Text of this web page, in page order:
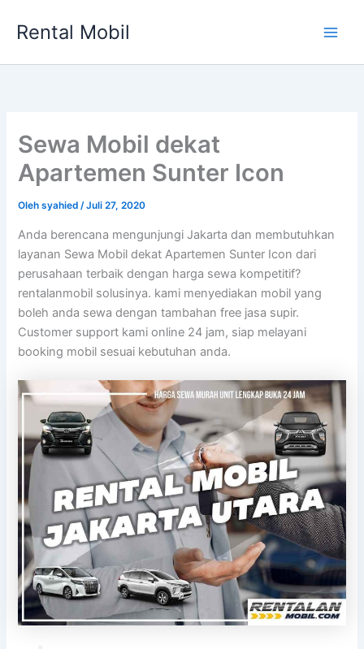
Rental Mobil
Sewa Mobil dekat
Apartemen Sunter Icon
Olehsyahied/Juli 27, 2020
Anda berencana mengunjungi Jakarta dan membutuhkan
layanan Sewa Mobil dekat Apartemen Sunter Icon dari
perusahaan terbaik dengan harga sewa kompetitif?
rentalanmobil solusinya. kami menyediakan mobil yang
boleh anda sewa dengan tambahan free jasa supir.
Customer support kami online 24 jam, siap melayani
booking mobil sesuai kebutuhan anda.